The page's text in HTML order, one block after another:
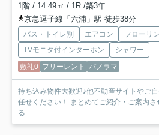
1階 / 14.49㎡ / 1R /築3年
京急逗子線「六浦」駅 徒歩38分
バス・トイレ別 エアコン フローリ
TVモニタ付インターホン
シャワー
敷礼0 フリーレント パノラマ
持ち込み物件大歓迎♪他不動産サイトやご
任せください！ まとめてご紹介・ご案内
る